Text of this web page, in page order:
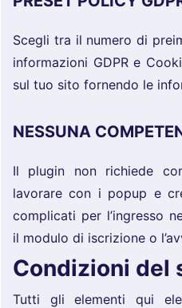
Scegli tra il numero di
informazioni GDPR e
sul tuo sito fornendo le
NESSUNA
Il plugin non richiede
lavorare con i popup e
complicati per l’ingresso
il modulo di iscrizione o
Condizioni del
Tutti gli elementi qui